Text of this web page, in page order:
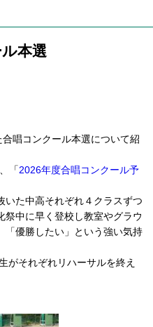
本選
唱コンクール本選について紹
「2026年度合唱コンクール予
いた中高それぞれ４クラスずつ
祭中に早く登校し教室やグラウ
「優勝したい」という強い気持
がそれぞれリハーサルを終え